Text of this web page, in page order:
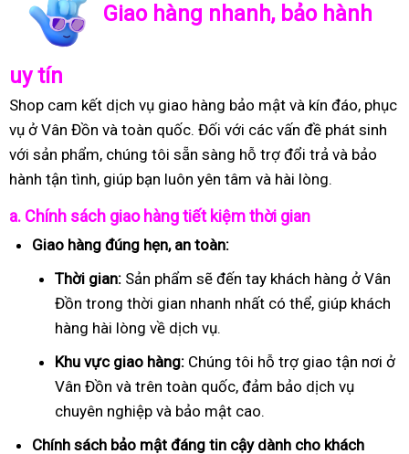
Giao hàng nhanh, bảo hành
uy tín
Shop cam kết dịch vụ giao hàng bảo mật và kín đáo, phục
vụ ở Vân Đồn và toàn quốc. Đối với các vấn đề phát sinh
với sản phẩm, chúng tôi sẵn sàng hỗ trợ đổi trả và bảo
hành tận tình, giúp bạn luôn yên tâm và hài lòng.
a. Chính sách giao hàng tiết kiệm thời gian
Giao hàng đúng hẹn, an toàn:
Thời gian: Sản phẩm sẽ đến tay khách hàng ở Vân
Đồn trong thời gian nhanh nhất có thể, giúp khách
hàng hài lòng về dịch vụ.
Khu vực giao hàng: Chúng tôi hỗ trợ giao tận nơi ở
Vân Đồn và trên toàn quốc, đảm bảo dịch vụ
chuyên nghiệp và bảo mật cao.
Chính sách bảo mật đáng tin cậy dành cho khách